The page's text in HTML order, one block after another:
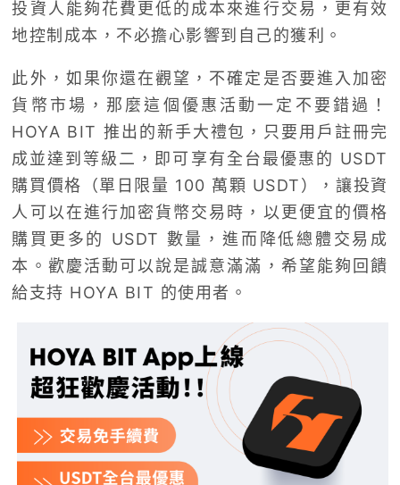
投資人能夠花費更低的成本來進行交易，更有效
地控制成本，不必擔心影響到自己的獲利。
此外，如果你還在觀望，不確定是否要進入加密
貨幣市場，那麼這個優惠活動一定不要錯過！
HOYA BIT 推出的新手大禮包，只要用戶註冊完
成並達到等級二，即可享有全台最優惠的 USDT
購買價格（單日限量 100 萬顆 USDT），讓投資
人可以在進行加密貨幣交易時，以更便宜的價格
購買更多的 USDT 數量，進而降低總體交易成
本。歡慶活動可以說是誠意滿滿，希望能夠回饋
給支持 HOYA BIT 的使用者。